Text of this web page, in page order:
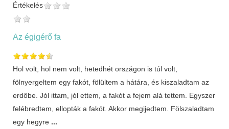
Értékelés
Az égigérő fa
Hol volt, hol nem volt, hetedhét országon is túl volt,
fölnyergeltem egy fakót, fölültem a hátára, és kiszaladtam az
erdőbe. Jól ittam, jól ettem, a fakót a fejem alá tettem. Egyszer
felébredtem, ellopták a fakót. Akkor megijedtem. Fölszaladtam
egy hegyre ...